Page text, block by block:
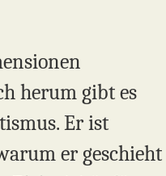
herum gibt es
Er ist
er geschieht